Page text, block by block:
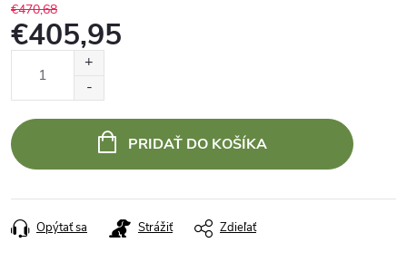
€470,68
€405,95
PRIDAŤ DO KOŠÍKA
Opýtať sa Strážiť Zdieľať